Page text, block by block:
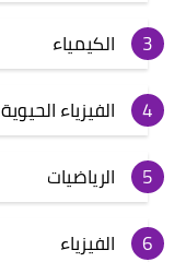
الكيمياء
الفيزياء الحيوية
الرياضيات
الفيزياء